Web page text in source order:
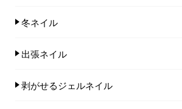
冬ネイル
出張ネイル
剥がせるジェルネイル